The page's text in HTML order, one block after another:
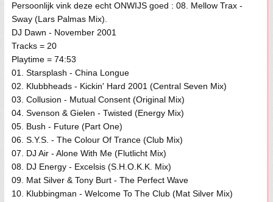
Persoonlijk vink deze echt ONWIJS goed : 08. Mellow Trax -
Sway (Lars Palmas Mix).
DJ Dawn - November 2001
Tracks = 20
Playtime = 74:53
01. Starsplash - China Longue
02. Klubbheads - Kickin' Hard 2001 (Central Seven Mix)
03. Collusion - Mutual Consent (Original Mix)
04. Svenson & Gielen - Twisted (Energy Mix)
05. Bush - Future (Part One)
06. S.Y.S. - The Colour Of Trance (Club Mix)
07. DJ Air - Alone With Me (Flutlicht Mix)
08. DJ Energy - Excelsis (S.H.O.K.K. Mix)
09. Mat Silver & Tony Burt - The Perfect Wave
10. Klubbingman - Welcome To The Club (Mat Silver Mix)